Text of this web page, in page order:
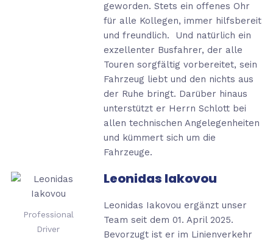
geworden. Stets ein offenes Ohr
für alle Kollegen, immer hilfsbereit
und freundlich. Und natürlich ein
exzellenter Busfahrer, der alle
Touren sorgfältig vorbereitet, sein
Fahrzeug liebt und den nichts aus
der Ruhe bringt. Darüber hinaus
unterstützt er Herrn Schlott bei
allen technischen Angelegenheiten
und kümmert sich um die
Fahrzeuge.
Professional
Driver
Leonidas Iakovou
Leonidas Iakovou ergänzt unser
Team seit dem 01. April 2025.
Bevorzugt ist er im Linienverkehr